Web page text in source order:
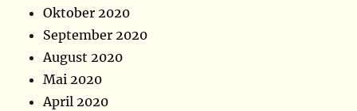
Oktober 2020
September 2020
August 2020
Mai 2020
April 2020